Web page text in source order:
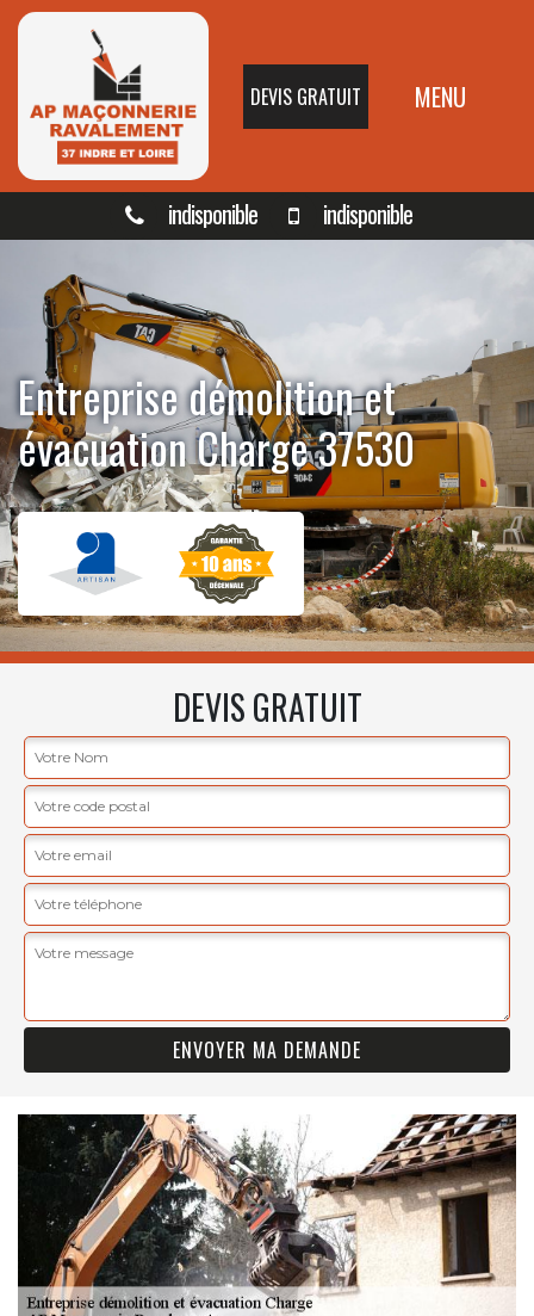
DEVIS GRATUIT MENU
indisponible indisponible
Entreprise démolition et
évacuation Charge 37530
DEVIS GRATUIT